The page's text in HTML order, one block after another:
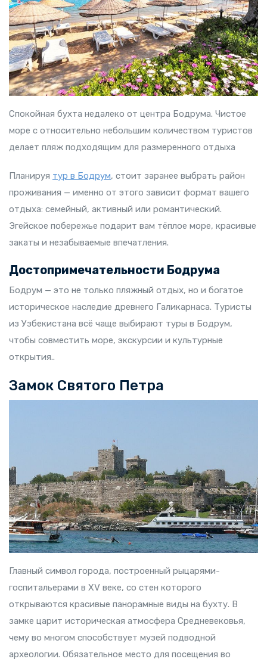
Спокойная бухта недалеко от центра Бодрума. Чистое
море с относительно небольшим количеством туристов
делает пляж подходящим для размеренного отдыха
Планируя тур в Бодрум, стоит заранее выбрать район
проживания — именно от этого зависит формат вашего
отдыха: семейный, активный или романтический.
Эгейское побережье подарит вам тёплое море, красивые
закаты и незабываемые впечатления.
Достопримечательности Бодрума
Бодрум — это не только пляжный отдых, но и богатое
историческое наследие древнего Галикарнаса. Туристы
из Узбекистана всё чаще выбирают туры в Бодрум,
чтобы совместить море, экскурсии и культурные
открытия..
Замок Святого Петра
Главный символ города, построенный рыцарями-
госпитальерами в XV веке, со стен которого
открываются красивые панорамные виды на бухту. В
замке царит историческая атмосфера Средневековья,
чему во многом способствует музей подводной
археологии. Обязательное место для посещения во